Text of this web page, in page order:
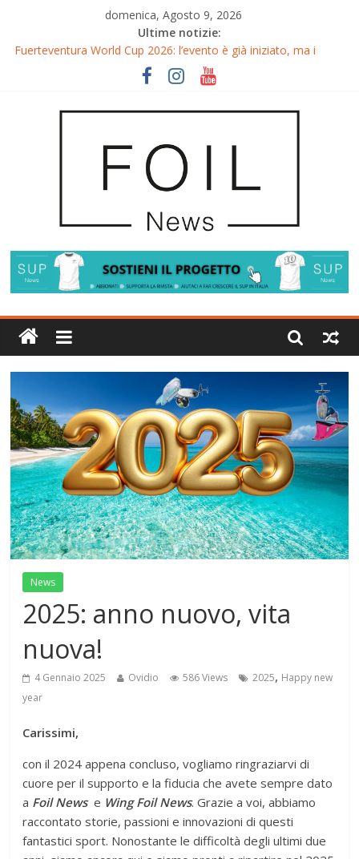
domenica, Agosto 9, 2026
Ultime notizie:
Fuerteventura World Cup 2026: l’evento è già iniziato, ma i
riflettori si accendono sul Wingfoil!
Fuerteventura FreeFly-Slalom 2026: Cappuzzo e Belloeuvre
Gran Canaria GWA Wingfoil World Cup 2026: Spettacolo e
adrenalina a Pozo Izquierdo
News
2025: anno nuovo, vita
nuova!
4 Gennaio 2025 Ovidio 586 Views 2025, Happy new
year
Carissimi,
con il 2024 appena concluso, vogliamo ringraziarvi di
cuore per il supporto e la fiducia che avete sempre dato
a Foil News e Wing Foil News. Grazie a voi, abbiamo
raccontato storie, passioni e innovazioni di questi
fantastici sport. Nonostante le difficoltà degli ultimi due